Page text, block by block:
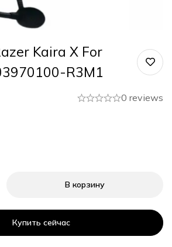
Kaira X For
R3M1
0 reviews
В корзину
Купить сейчас